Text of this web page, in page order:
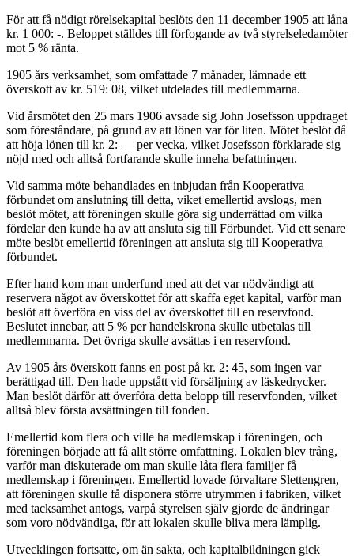
För att få nödigt rörelsekapital beslöts den 11 december 1905 att låna
kr. 1 000: -. Beloppet ställdes till förfogande av två styrelseledamöter
mot 5 % ränta.
1905 års verksamhet, som omfattade 7 månader, lämnade ett
överskott av kr. 519: 08, vilket utdelades till medlemmarna.
Vid årsmötet den 25 mars 1906 avsade sig John Josefsson uppdraget
som föreståndare, på grund av att lönen var för liten. Mötet beslöt då
att höja lönen till kr. 2: — per vecka, vilket Josefsson förklarade sig
nöjd med och alltså fortfarande skulle inneha befattningen.
Vid samma möte behandlades en inbjudan från Kooperativa
förbundet om anslutning till detta, viket emellertid avslogs, men
beslöt mötet, att föreningen skulle göra sig underrättad om vilka
fördelar den kunde ha av att ansluta sig till Förbundet. Vid ett senare
möte beslöt emellertid föreningen att ansluta sig till Kooperativa
förbundet.
Efter hand kom man underfund med att det var nödvändigt att
reservera något av överskottet för att skaffa eget kapital, varför man
beslöt att överföra en viss del av överskottet till en reservfond.
Beslutet innebar, att 5 % per handelskrona skulle utbetalas till
medlemmarna. Det övriga skulle avsättas i en reservfond.
Av 1905 års överskott fanns en post på kr. 2: 45, som ingen var
berättigad till. Den hade uppstått vid försäljning av läske­drycker.
Man beslöt därför att överföra detta belopp till re­servfonden, vilket
alltså blev första avsättningen till fonden.
Emellertid kom flera och ville ha medlemskap i föreningen, och
föreningen började att få allt större omfattning. Lokalen blev trång,
varför man diskuterade om man skulle låta flera familjer få
medlemskap i föreningen. Emellertid lovade förvaltare Slettengren,
att föreningen skulle få disponera större utrymmen i fabriken, vilket
med tacksamhet antogs, varpå styrelsen själv gjorde de ändringar
som voro nödvändiga, för att lokalen skulle bliva mera lämplig.
Utvecklingen fortsatte, om än sakta, och kapitalbildningen gick